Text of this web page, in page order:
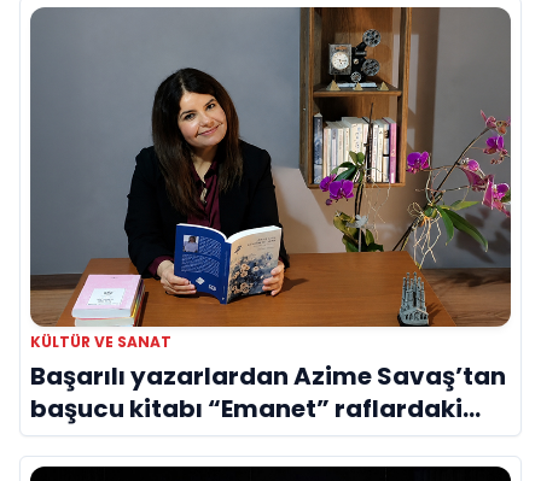
KÜLTÜR VE SANAT
Başarılı yazarlardan Azime Savaş’tan
başucu kitabı “Emanet” raflardaki
yerini aldı